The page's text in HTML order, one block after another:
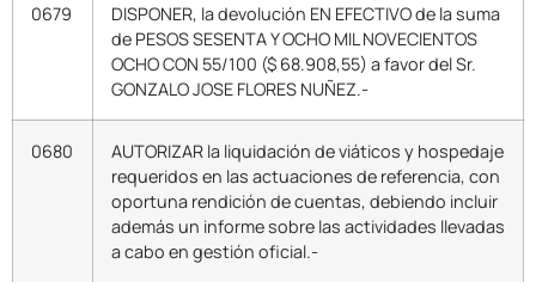
0679
DISPONER, la devolución EN EFECTIVO de la suma
de PESOS SESENTA Y OCHO MIL NOVECIENTOS
OCHO CON 55/100 ($ 68.908,55) a favor del Sr.
GONZALO JOSE FLORES NUÑEZ.-
0680
AUTORIZAR la liquidación de viáticos y hospedaje
requeridos en las actuaciones de referencia, con
oportuna rendición de cuentas, debiendo incluir
además un informe sobre las actividades llevadas
a cabo en gestión oficial.-